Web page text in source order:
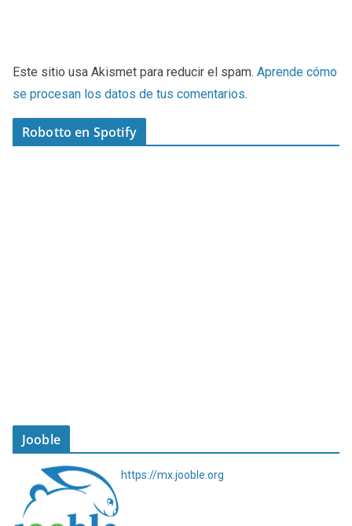
Este sitio usa Akismet para reducir el spam. Aprende cómo
se procesan los datos de tus comentarios.
Robotto en Spotify
Jooble
https://mx.jooble.org